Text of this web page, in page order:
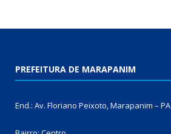
PREFEITURA DE MARAPANIM
End.: Av. Floriano Peixoto, Marapanim – PA